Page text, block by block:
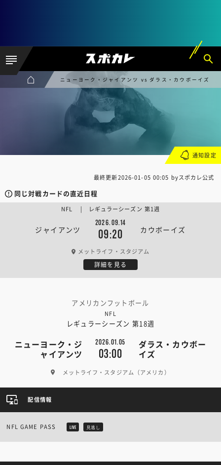
ニューヨーク・ジャイアンツ vs ダラス・カウボーイズ
最終更新2026-01-05 00:05 byスポカレ公式
同じ対戦カードの直近日程
ジャイアンツ
2026.09.14
09:20 カウボーイズ
NFL | レギュラーシーズン 第1週
メットライフ・スタジアム
詳細を見る
アメリカンフットボール
NFL
レギュラーシーズン 第18週
ニューヨーク・ジ
ャイアンツ
2026.01.05
03:00
ダラス・カウボー
イズ
メットライフ・スタジアム（アメリカ）
通知設定
配信情報
NFL GAME PASS LIVE 見逃し